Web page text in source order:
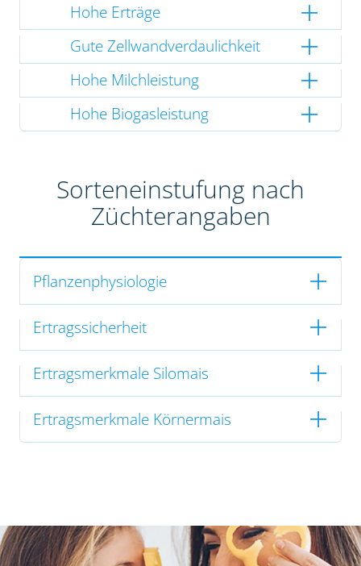
Hohe Erträge
Gute Zellwandverdaulichkeit
Hohe Milchleistung
Hohe Biogasleistung
Sorteneinstufung nach
Züchterangaben
Pflanzenphysiologie
Ertragssicherheit
Ertragsmerkmale Silomais
Ertragsmerkmale Körnermais